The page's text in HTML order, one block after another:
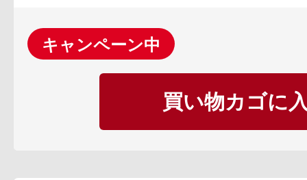
定期お届けサ
スキンケア人気ライン
キャンペーン中
買い物カゴに